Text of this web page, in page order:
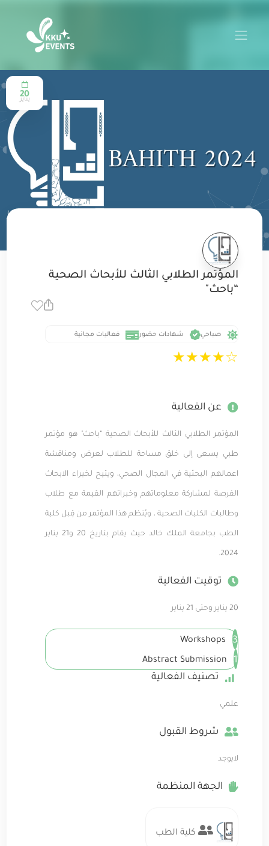
20
يناير
المؤتمر الطلابي الثالث للأبحاث الصحية
“باحث"
صباحي شهادات حضور فعاليات مجانية
★★★★☆
عن الفعالية
المؤتمر الطلابي الثالث للأبحاث الصحية “باحث" هو مؤتمر
طبي يسعى إلى خلق مساحة للطلاب لعرض ومناقشة
اعمالهم البحثية في المجال الصحي، ويتيح لخبراء الابحاث
الفرصة لمشاركة معلوماتهم وخبراتهم القيمة مع طلاب
وطالبات الكليات الصحية ، ويُنظم هذا المؤتمر من قِبل كلية
الطب بجامعة الملك خالد حيث يقام بتاريخ 20 و21 يناير
2024.
توقيت الفعالية
20 يناير وحتى 21 يناير
3
Workshops
1
Abstract Submission
تصنيف الفعالية
علمي
شروط القبول
لايوجد
الجهة المنظمة
كلية الطب